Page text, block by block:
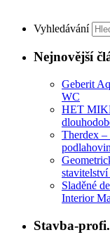
Vyhledávání
Nejnovější
Geberit
WC
HET
Therdex
Sladěné
Interior
Stavba-